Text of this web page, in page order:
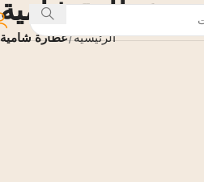
عطارة شامية
الرئيسية عطارة شامية